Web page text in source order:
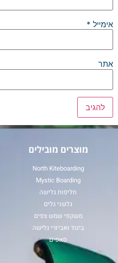
אימייל *
אתר
מוצרים מובילים
North Kiteboarding
Mystic Boarding
חליפות גלישה
גלשני גלים
משקפי שמש צפים
ביגוד ואביזרי גלישה
סאפים